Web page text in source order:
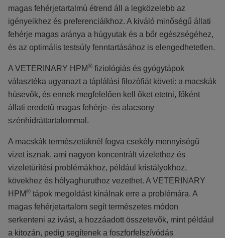
magas fehérjetartalmú étrend áll a legközelebb az
igényeikhez és preferenciáikhoz. A kiváló minőségű állati
fehérje magas aránya a húgyutak és a bőr egészségéhez,
és az optimális testsúly fenntartásához is elengedhetetlen.
A VETERINARY HPM® fiziológiás és gyógytápok
választéka ugyanazt a táplálási filozófiát követi: a macskák
húsevők, és ennek megfelelően kell őket etetni, főként
állati eredetű magas fehérje- és alacsony
szénhidráttartalommal.
A macskák természetüknél fogva csekély mennyiségű
vizet isznak, ami nagyon koncentrált vizelethez és
vizeletürítési problémákhoz, például kristályokhoz,
kövekhez és hólyaghuruthoz vezethet. A VETERINARY
HPM® tápok megoldást kínálnak erre a problémára. A
magas fehérjetartalom segít természetes módon
serkenteni az ivást, a hozzáadott összetevők, mint például
a kitozán, pedig segítenek a foszforfelszívódás